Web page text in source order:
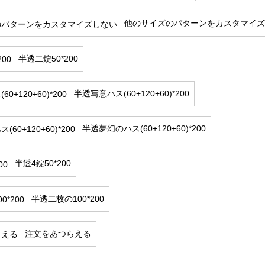
他のサイズのパターンをカスタマイ
半透二錠50*200
半透写意ハス(60+120+60)*200
半透夢幻のハス(60+120+60)*200
半透4錠50*200
半透二枚の100*200
注文をあつらえる